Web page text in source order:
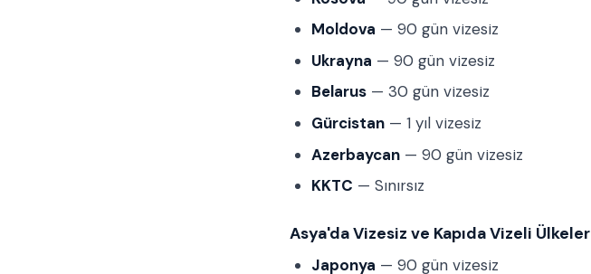
Moldova — 90 gün vizesiz
Ukrayna — 90 gün vizesiz
Belarus — 30 gün vizesiz
Gürcistan — 1 yıl vizesiz
Azerbaycan — 90 gün vizesiz
KKTC — Sınırsız
Asya'da Vizesiz ve Kapıda Vizeli Ülkeler
Japonya — 90 gün vizesiz